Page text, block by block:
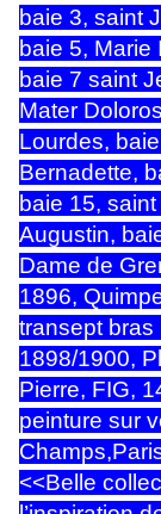
baie 3, saint
baie 5,
baie 7 saint
Mater
Lourdes,
Bernadette,
baie 15,
Augustin,
Dame de
1896,
transept bras
1898/1900,
Pierre, FIG,
peinture sur
<<Belle